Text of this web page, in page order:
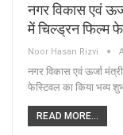
नगर विकास एवं
में चिल्ड्रन फिल्म
Noor Hasan Rizvi
नगर विकास एवं ऊर्जा
फेस्टिवल का किया भव्य
READ MORE...